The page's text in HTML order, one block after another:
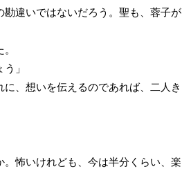
違いではないだろう。聖も、蓉子が
」
、想いを伝えるのであれば、二人き
怖いけれども、今は半分くらい、楽